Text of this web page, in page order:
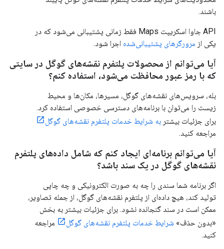
باشند.
API جاوا اسکریپت Maps فقط زمانی پشتیبانی می‌شود که در
یکی از مرورگرهای پشتیبانی‌شده اجرا شود.
آیا می‌توانم از محصولات پلتفرم نقشه‌های گوگل در سایتی
که با رمز عبور محافظت می‌شود، استفاده کنم؟
بله، سرویس‌های نقشه‌های گوگل، مسیرها، مکان‌ها و محیط
زیست را می‌توان با برنامه‌های دسترسی خصوصی استفاده کرد.
برای جزئیات بیشتر به شرایط خدمات پلتفرم نقشه‌های گوگل
مراجعه کنید.
آیا می‌توانم برنامه‌ای ایجاد کنم که شامل داده‌های پلتفرم
نقشه‌های گوگل در یک سند باشد؟
اگر برنامه شما سندی را چه به صورت الکترونیکی و چه چاپی
تولید کند، هیچ داده‌ای از پلتفرم نقشه‌های گوگل، از جمله تصاویر،
ممکن است در سند گنجانده نشود. برای جزئیات بیشتر به بخش
«بدون حذف» شرایط خدمات پلتفرم نقشه‌های گوگل
مراجعه
کنید.